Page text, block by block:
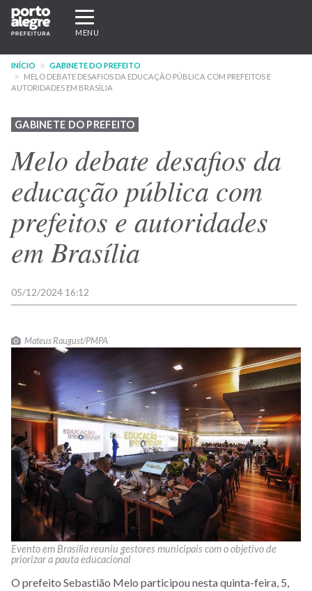
Pular
para
conteúdo
principal
Expandir/recolher
navegação
MENU
INÍCIO
GABINETE DO PREFEITO
MELO DEBATE DESAFIOS DA EDUCAÇÃO PÚBLICA COM PREFEITOS E
AUTORIDADES EM BRASÍLIA
GABINETE DO PREFEITO
Melo debate desafios da
educação pública com
prefeitos e autoridades
em Brasília
05/12/2024 16:12
Mateus Raugust/PMPA
Evento em Brasília reuniu gestores municipais com o objetivo de
priorizar a pauta educacional
O prefeito Sebastião Melo participou nesta quinta-feira, 5,